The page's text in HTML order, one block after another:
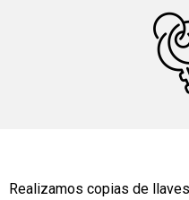
Realizamos copias de